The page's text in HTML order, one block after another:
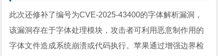
此次还修补了编号为CVE-2025-43400的字体解析漏洞，
该漏洞存在于字体处理模块，攻击者可利用恶意制作用的
字体文件造成系统崩溃或代码执行。苹果通过增强边界检